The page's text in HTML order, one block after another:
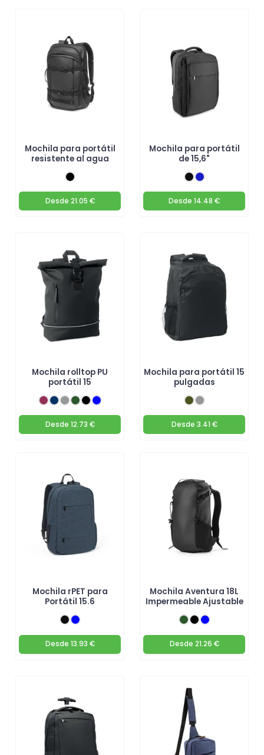
Mochila para portátil
resistente al agua
Desde 21.05 €
Mochila para portátil
de 15,6"
Desde 14.48 €
Mochila rolltop PU
portátil 15
Desde 12.73 €
Mochila para portátil 15
pulgadas
Desde 3.41 €
Mochila rPET para
Portátil 15.6
Desde 13.93 €
Mochila Aventura 18L
Impermeable Ajustable
Desde 21.26 €